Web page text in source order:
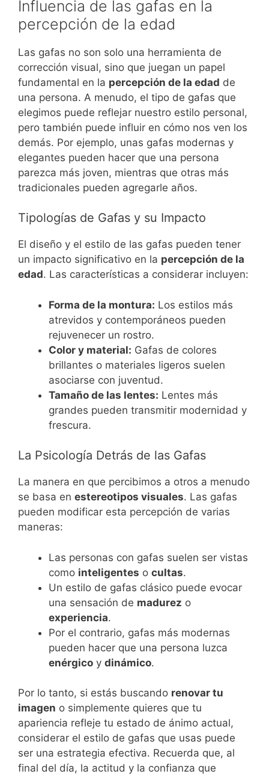
Influencia de las gafas en la
percepción de la edad
Las gafas no son solo una herramienta de
corrección visual, sino que juegan un papel
fundamental en la percepción de la edad de
una persona. A menudo, el tipo de gafas que
elegimos puede reflejar nuestro estilo personal,
pero también puede influir en cómo nos ven los
demás. Por ejemplo, unas gafas modernas y
elegantes pueden hacer que una persona
parezca más joven, mientras que otras más
tradicionales pueden agregarle años.
Tipologías de Gafas y su Impacto
El diseño y el estilo de las gafas pueden tener
un impacto significativo en la percepción de la
edad. Las características a considerar incluyen:
Forma de la montura: Los estilos más
atrevidos y contemporáneos pueden
rejuvenecer un rostro.
Color y material: Gafas de colores
brillantes o materiales ligeros suelen
asociarse con juventud.
Tamaño de las lentes: Lentes más
grandes pueden transmitir modernidad y
frescura.
La Psicología Detrás de las Gafas
La manera en que percibimos a otros a menudo
se basa en estereotipos visuales. Las gafas
pueden modificar esta percepción de varias
maneras:
Las personas con gafas suelen ser vistas
como inteligentes o cultas.
Un estilo de gafas clásico puede evocar
una sensación de madurez o
experiencia.
Por el contrario, gafas más modernas
pueden hacer que una persona luzca
enérgico y dinámico.
Por lo tanto, si estás buscando renovar tu
imagen o simplemente quieres que tu
apariencia refleje tu estado de ánimo actual,
considerar el estilo de gafas que usas puede
ser una estrategia efectiva. Recuerda que, al
final del día, la actitud y la confianza que